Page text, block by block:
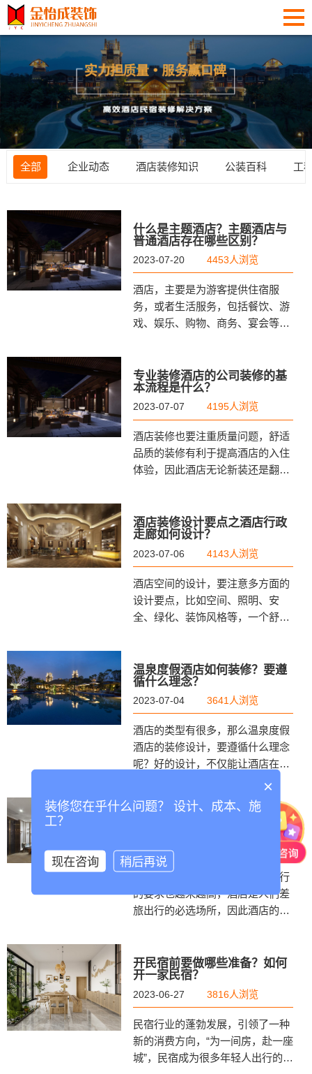
全部 企业动态 酒店装修知识 公装百科 工
什么是主题酒店？主题酒店与
普通酒店存在哪些区别？
2023-07-20 4453人浏览
酒店，主要是为游客提供住宿服
务，或者生活服务，包括餐饮、游
戏、娱乐、购物、商务、宴会等的
面一起来了解一下主题酒店与普通
酒店之间有什么区别
专业装修酒店的公司装修的基
本流程是什么？
2023-07-07 4195人浏览
酒店装修也要注重质量问题，舒适
品质的装修有利于提高酒店的入住
体验，因此酒店无论新装还是翻新
般在装修酒店的时候都有哪些流程
呢？
酒店装修设计要点之酒店行政
走廊如何设计？
2023-07-06 4143人浏览
酒店空间的设计，要注意多方面的
设计要点，比如空间、照明、安
全、绿化、装饰风格等，一个舒适
温泉度假酒店如何装修？要遵
循什么理念？
2023-07-04 3641人浏览
酒店的类型有很多，那么温泉度假
酒店的装修设计，要遵循什么理念
呢？好的设计，不仅能让酒店在竞
争中脱颖而出，更能吸引更多的客
流，下面与金怡成装饰一起了解一
些温泉度假酒店装修设计的相关知
酒店室内色彩区域分类有哪
2023-06-30
随着经济的发展，人们对衣食住行
的要求也越来越高，酒店是人们差
旅出行的必选场所，因此酒店的装
户入住体验度的重要因素。
开民宿前要做哪些准备？如何
开一家民宿？
2023-06-27 3816人浏览
民宿行业的蓬勃发展，引领了一种
新的消费方向，“为一间房，赴一座
城”，民宿成为很多年轻人出行的首
×
装修您在乎什么问题？ 设计、成本、施
工？
现在咨询 稍后再说